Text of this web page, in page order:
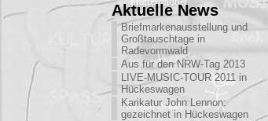
Aktuelle News
Briefmarkenausstellung und
Großtauschtage in
Radevormwald
Aus für den NRW-Tag 2013
LIVE-MUSIC-TOUR 2011 in
Hückeswagen
Karikatur John Lennon:
gezeichnet in Hückeswagen